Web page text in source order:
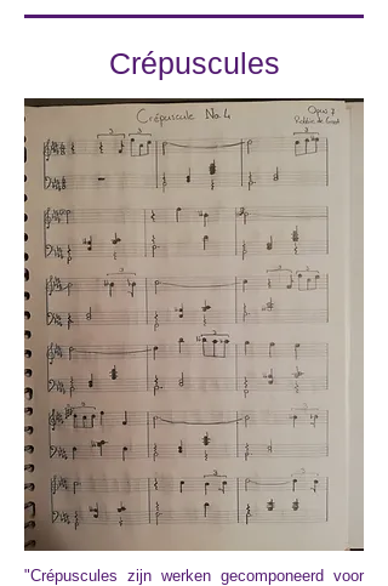
Crépuscules
"Crépuscules zijn werken gecomponeerd voor